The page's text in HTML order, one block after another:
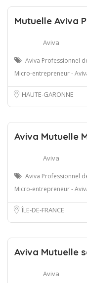
Mutuelle Aviva
Aviva
Aviva Professionnel
Micro-entrepreneur -
HAUTE-GARONNE
Aviva Mutuelle
Aviva
Aviva Professionnel
Micro-entrepreneur -
ÎLE-DE-FRANCE
Aviva Mutuelle
Aviva